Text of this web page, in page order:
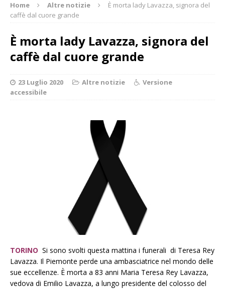
Home Altre notizie
È morta lady Lavazza, signora del
caffè dal cuore grande
È morta lady Lavazza, signora del
caffè dal cuore grande
23 Luglio 2020 Altre notizie
Versione
accessibile
TORINO Si sono svolti questa mattina i funerali di Teresa Rey
Lavazza. Il Piemonte perde una ambasciatrice nel mondo delle
sue eccellenze. È morta a 83 anni Maria Teresa Rey Lavazza,
vedova di Emilio Lavazza, a lungo presidente del colosso del